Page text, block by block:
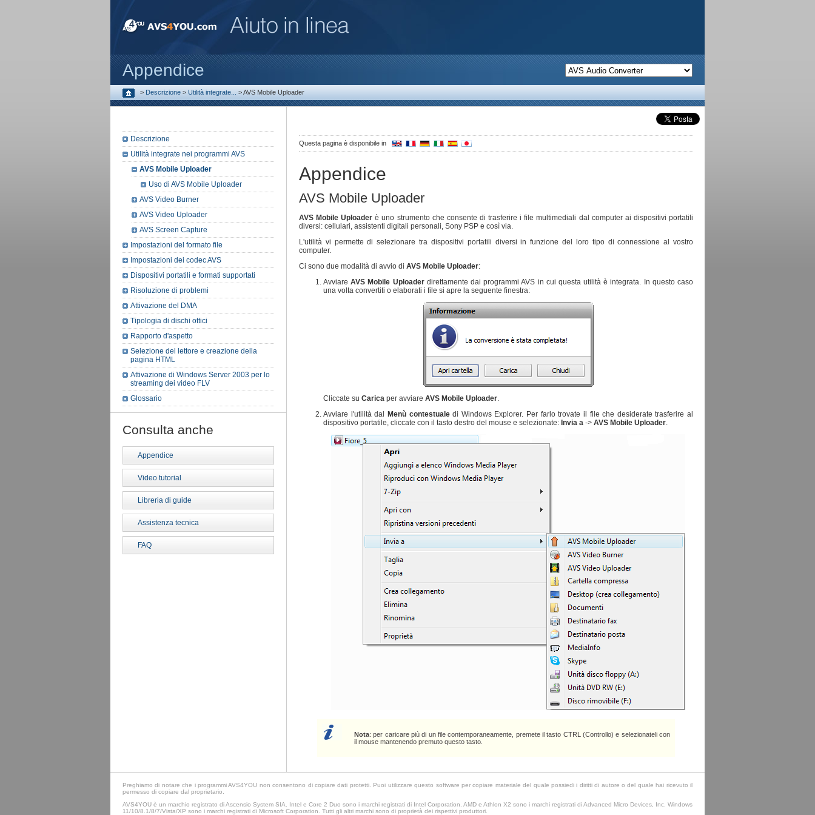
Appendice
> Descrizione > Utilità integrate... >AVS Mobile Uploader
Questa pagina è disponibile in
Appendice
AVS Mobile Uploader
AVS Mobile Uploader è uno strumento che consente di trasferire i file multimediali dal computer ai dispositivi portatili
diversi: cellulari, assistenti digitali personali, Sony PSP e così via.
L'utilità vi permette di selezionare tra dispositivi portatili diversi in funzione del loro tipo di connessione al vostro
computer.
Ci sono due modalità di avvio di AVS Mobile Uploader:
AvviareAVS Mobile Uploaderdirettamente dai programmi AVS in cui questa utilità è integrata. In questo caso
una volta convertiti o elaborati i file si apre la seguente finestra:
Cliccate su Carica per avviare AVS Mobile Uploader.
Avviare l'utilità dal
Menù contestualedi Windows Explorer. Per farlo trovate il file che desiderate trasferire al
dispositivo portatile, cliccate con il tasto destro del mouse e selezionate: Invia a -> AVS Mobile Uploader.
Nota: per caricare più di un file contemporaneamente, premete il tasto CTRL (Controllo) e selezionateli con
il mouse mantenendo premuto questo tasto.
Descrizione
Utilità integrate nei programmi AVS
AVS Mobile Uploader
Uso di AVS Mobile Uploader
AVS Video Burner
AVS Video Uploader
AVS Screen Capture
Impostazioni del formato file
Impostazioni dei codec AVS
Dispositivi portatili e formati supportati
Risoluzione di problemi
Attivazione del DMA
Tipologia di dischi ottici
Rapporto d'aspetto
Selezione del lettore e creazione della
pagina HTML
Attivazione di Windows Server 2003 per lo
streaming dei video FLV
Glossario
Consulta anche
Appendice
Video tutorial
Libreria di guide
Assistenza tecnica
FAQ
Preghiamo di notare che i programmi AVS4YOU non consentono di copiare dati protetti. Puoi utilizzare questo software per copiare materiale del quale possiedi i diritti di autore o del quale hai ricevuto il
permesso di copiare dal proprietario.
AVS4YOU è un marchio registrato di Ascensio System SIA. Intel e Core 2 Duo sono i marchi registrati di Intel Corporation. AMD e Athlon X2 sono i marchi registrati di Advanced Micro Devices, Inc. Windows
11/10/8.1/8/7/Vista/XP sono i marchi registrati di Microsoft Corporation. Tutti gli altri marchi sono di proprietà dei rispettivi produttori.